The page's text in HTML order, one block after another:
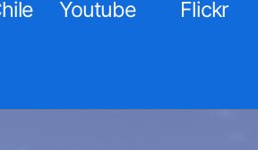
Youtube Flickr